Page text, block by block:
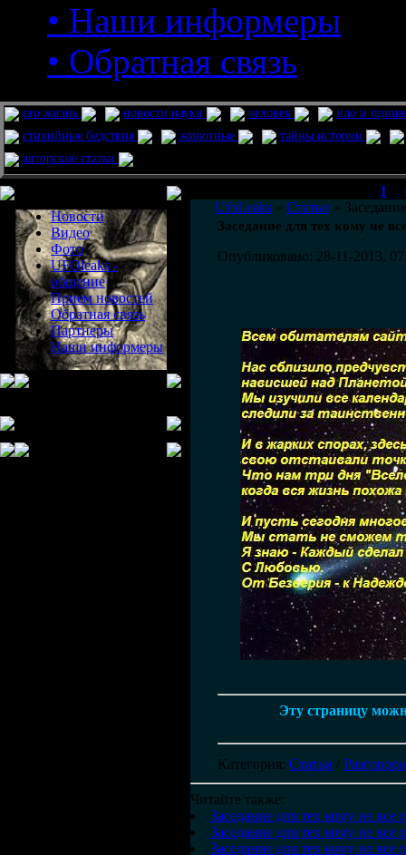
• Наши информеры
• Обратная связь
pro жизнь новости науки человек
нло и
стихийные бедствия
животные
тайны истории
авторские статьи
Новости
Видео
Фото
UFOleaks -
общение
Прием новостей
Обратная связь
Партнеры
Наши информеры
1
UfoLeaks » Статьи »
Заседание для тех кому не
Опубликовано: 28-11-2013,
Эту страницу
Категория: Статьи /
Читайте также:
Заседание для тех кому не
Заседание для тех кому не
Заседание для тех кому не